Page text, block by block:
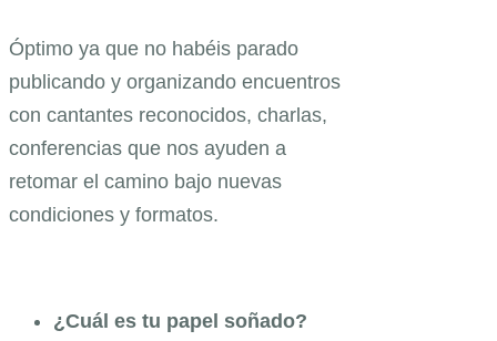
Óptimo ya que no habéis parado
publicando y organizando encuentros
con cantantes reconocidos, charlas,
conferencias que nos ayuden a
retomar el camino bajo nuevas
condiciones y formatos.
¿Cuál es tu papel soñado?